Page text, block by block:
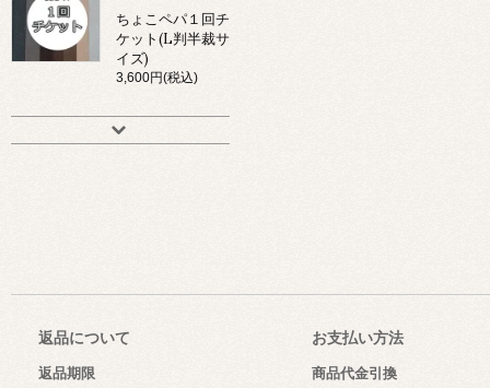
ちょこペパ１回チ
ケット(L判半裁サ
イズ)
3,600円(税込)
返品について
返品期限
お支払い方法
商品代金引換